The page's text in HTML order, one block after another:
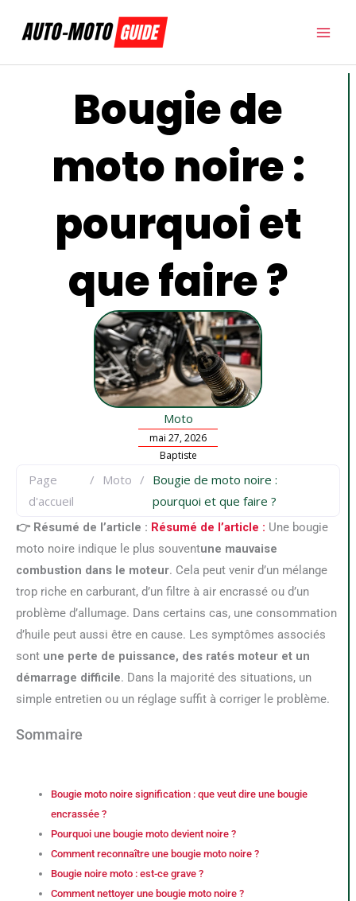
Bougie de
moto noire :
pourquoi et
que faire ?
Moto
mai 27, 2026
Baptiste
Page
d'accueil
/ Moto / Bougie de moto noire :
pourquoi et que faire ?
👉 Résumé de l’article : Résumé de l’article : Une bougie
moto noire indique le plus souventune mauvaise
combustion dans le moteur. Cela peut venir d’un mélange
trop riche en carburant, d’un filtre à air encrassé ou d’un
problème d’allumage. Dans certains cas, une consommation
d’huile peut aussi être en cause. Les symptômes associés
sont une perte de puissance, des ratés moteur et un
démarrage difficile. Dans la majorité des situations, un
simple entretien ou un réglage suffit à corriger le problème.
Sommaire
Bougie moto noire signification : que veut dire une bougie
encrassée ?
Pourquoi une bougie moto devient noire ?
Comment reconnaître une bougie moto noire ?
Bougie noire moto : est-ce grave ?
Comment nettoyer une bougie moto noire ?